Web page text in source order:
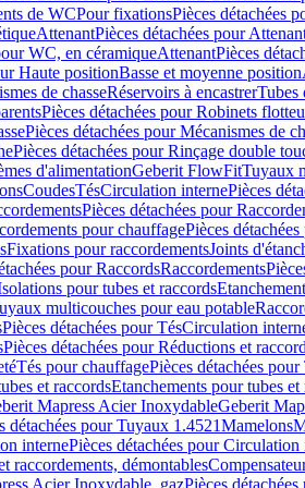
de WCPour fixationsPièces détachées
AttenantPièces détachées pour
WC, en céramiqueAttenantPièces
Haute positionBasse et moyenne position
de chasseRéservoirs à encastrerTubes
Pièces détachées pour Robinets
Pièces détachées pour Mécanismes de
Pièces détachées pour Rinçage double
d'alimentationGeberit FlowFitTuyaux
CoudesTésCirculation internePièces
Pièces détachées pour
pour chauffagePièces
Fixations pour raccordementsJoints
pour RaccordsRaccordements
pour tubes et raccords
multicouches pour eau potable
Pièces détachées pour TésCirculation
Pièces détachées pour Réductions et
Tés pour chauffagePièces détachées
et raccordsEtanchements pour tubes et
Mapress Acier InoxydableGeberit
détachées pour Tuyaux 1.4521Mamelons
internePièces détachées pour Circulation
raccordements, démontables
Acier Inoxydable, gazPièces